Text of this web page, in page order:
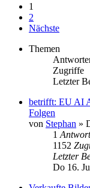
1
2
Nächste
Themen
Zugriffe
Letzter
betrifft: EU AI
Folgen
von Stephan »
1
1152
Letzter
Do 16.